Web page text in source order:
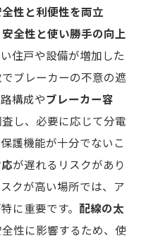
性と利便性を両立
安全性と使い勝手の向上
住戸や設備が増加した
ブレーカーの不意の遮
構成やブレーカー容
し、必要に応じて分電
護機能が十分でないこ
が遅れるリスクがあり
クが高い場所では、ア
に重要です。 配線の太
性に影響するため、使